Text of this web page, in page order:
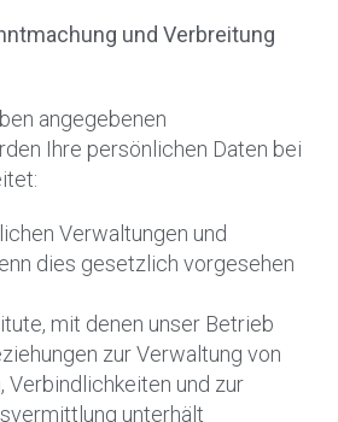
und Verbreitung
angegebenen
Ihre persönlichen Daten bei
Verwaltungen und
dies gesetzlich vorgesehen
mit denen unser Betrieb
zur Verwaltung von
Verbindlichkeiten und zur
unterhält